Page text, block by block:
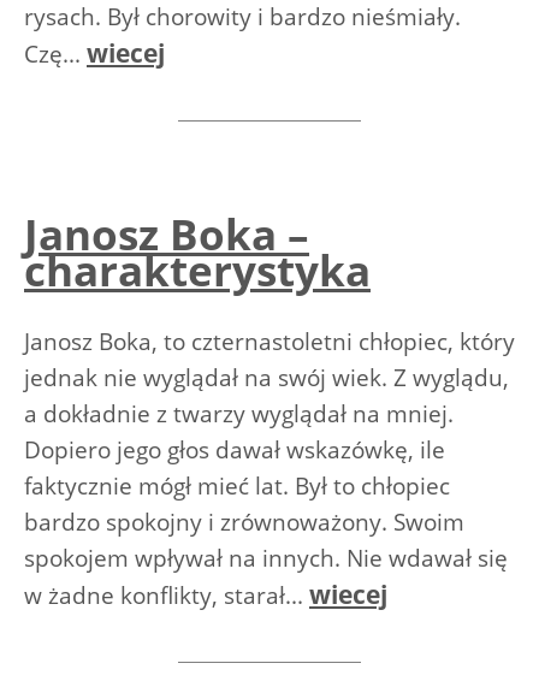
rysach. Był chorowity i bardzo nieśmiały.
Czę... wiecej
Janosz Boka –
charakterystyka
Janosz Boka, to czternastoletni chłopiec, który
jednak nie wyglądał na swój wiek. Z wyglądu,
a dokładnie z twarzy wyglądał na mniej.
Dopiero jego głos dawał wskazówkę, ile
faktycznie mógł mieć lat. Był to chłopiec
bardzo spokojny i zrównoważony. Swoim
spokojem wpływał na innych. Nie wdawał się
w żadne konflikty, starał... wiecej